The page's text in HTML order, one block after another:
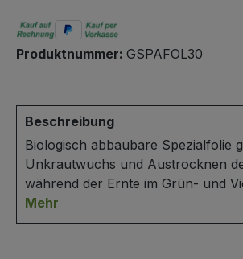
Produktnummer: GSPAFOL30
Beschreibung
Biologisch abbaubare Spezialfolie
Unkrautwuchs und Austrocknen
während der Ernte im Grün- und
Mehr